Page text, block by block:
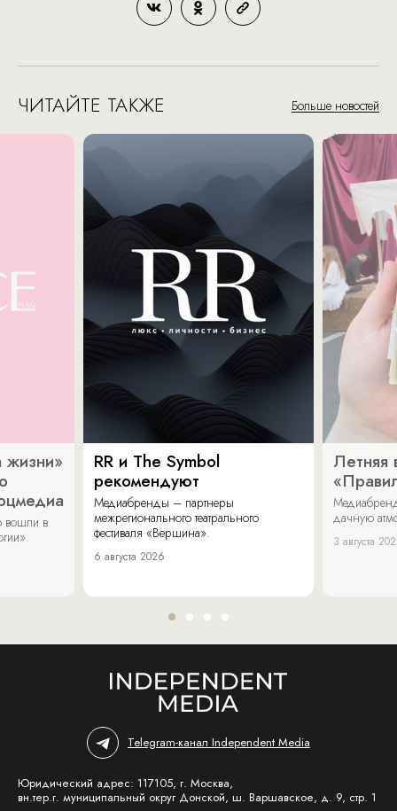
ЧИТАЙТЕ ТАКЖЕ Больше новостей
жизни»
вошли в
RR и The Symbol
рекомендуют
Медиабренды – партнеры
межрегионального театрального
фестиваля «Вершина».
6 августа 2026
Летняя
дачную
3 августа
Telegram-канал Independent Media
Юридический адрес: 117105, г. Москва,
вн.тер.г. муниципальный округ Донской, ш. Варшавское, д. 9, стр. 1